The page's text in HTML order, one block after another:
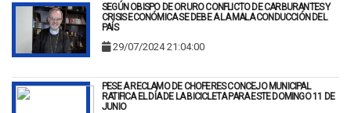
SEGÚN OBISPO DE ORURO CONFLICTO DE CARBURANTES Y
CRISIS ECONÓMICA SE DEBE A LA MALA CONDUCCIÓN DEL
PAÍS
29/07/2024 21:04:00
PESE A RECLAMO DE CHOFERES CONCEJO MUNICIPAL
RATIFICA EL DÍA DE LA BICICLETA PARA ESTE DOMINGO 11 DE
JUNIO